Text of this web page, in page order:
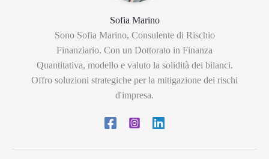
Sofia Marino
Sono Sofia Marino, Consulente di Rischio
Finanziario. Con un Dottorato in Finanza
Quantitativa, modello e valuto la solidità dei bilanci.
Offro soluzioni strategiche per la mitigazione dei rischi
d'impresa.